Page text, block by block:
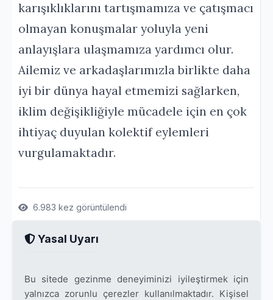
karışıklıklarını tartışmamıza ve çatışmacı
olmayan konuşmalar yoluyla yeni
anlayışlara ulaşmamıza yardımcı olur.
Ailemiz ve arkadaşlarımızla birlikte daha
iyi bir dünya hayal etmemizi sağlarken,
iklim değişikliğiyle mücadele için en çok
ihtiyaç duyulan kolektif eylemleri
vurgulamaktadır.
6.983 kez görüntülendi
Yasal Uyarı
Bu sitede gezinme deneyiminizi iyileştirmek için
yalnızca zorunlu çerezler kullanılmaktadır. Kişisel